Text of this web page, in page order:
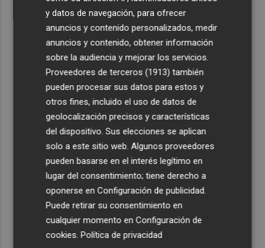
y datos de navegación, para ofrecer
anuncios y contenido personalizados, medir
anuncios y contenido, obtener información
sobre la audiencia y mejorar los servicios.
Proveedores de terceros (1913) también
pueden procesar sus datos para estos y
otros fines, incluido el uso de datos de
geolocalización precisos y características
del dispositivo. Sus elecciones se aplican
solo a este sitio web. Algunos proveedores
pueden basarse en el interés legítimo en
lugar del consentimiento; tiene derecho a
oponerse enConfiguración de publicidad.
Puede retirar su consentimiento en
cualquier momento enConfiguración de
cookies.Política de privacidad